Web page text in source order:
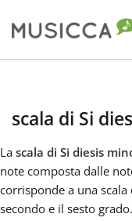
scala di Si
La scala di Si diesis
note composta dalle
corrisponde a una
secondo e il sesto grado.